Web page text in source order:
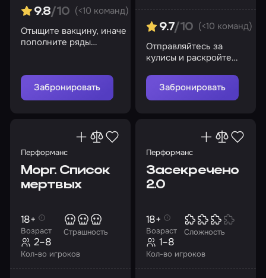
9.8/10 (<10 команд)
Отыщите вакцину, иначе
пополните ряды
Забронировать
9.7/10 (<10 команд)
Отправляйтесь за
кулисы и раскройте
карнавала
Забронировать
Перформанс
Морг. Список
мертвых
Возраст
18+
Страшность
Кол-во игроков
2–8
Перформанс
Засекречено
2.0
Возраст
18+
Сложность
Кол-во игроков
1–8